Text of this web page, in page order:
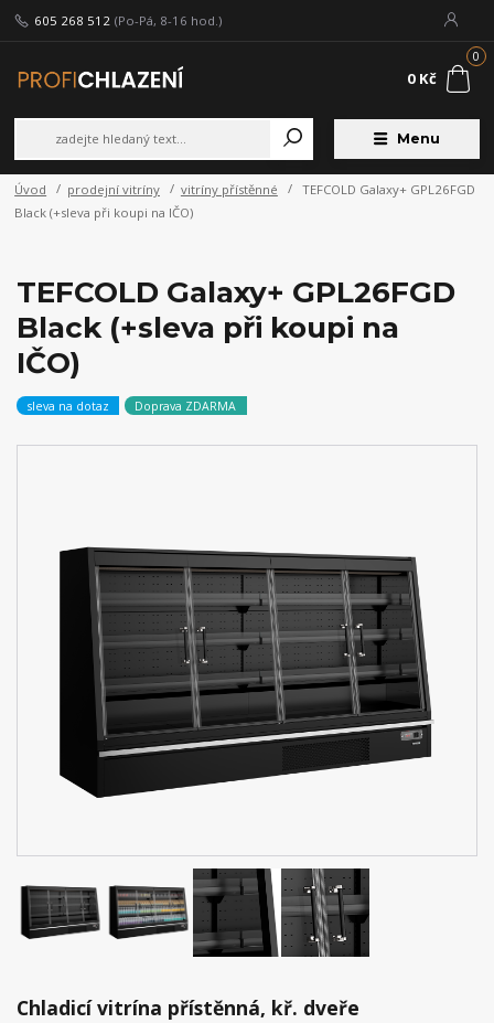
Menu
605 268 512 (Po-Pá, 8-16 hod.)
0
0 Kč
Úvod prodejní vitríny vitríny přístěnné
TEFCOLD Galaxy+ GPL26FGD
Black (+sleva při koupi na IČO)
TEFCOLD Galaxy+ GPL26FGD
Black (+sleva při koupi na
IČO)
sleva na dotaz Doprava ZDARMA
Chladicí vitrína přístěnná, kř. dveře